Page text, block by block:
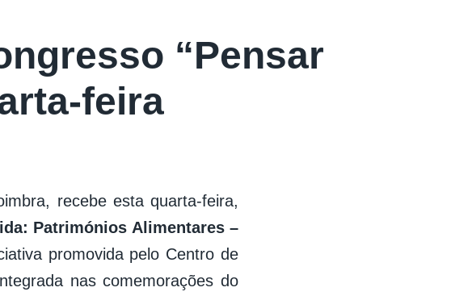
“Pensar
feira
recebe esta quarta-feira,
Patrimónios Alimentares –
promovida pelo Centro de
nas comemorações do